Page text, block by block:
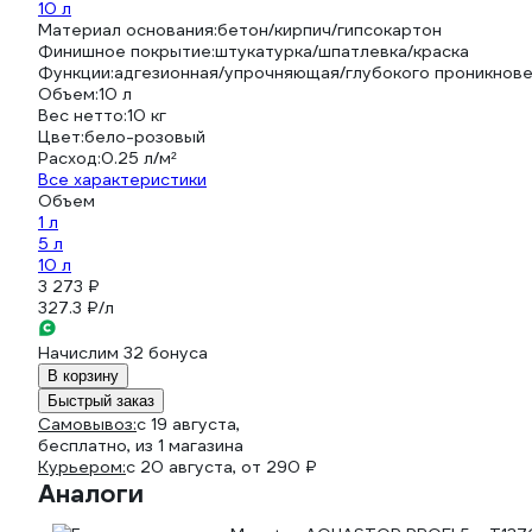
10 л
Материал основания:бетон/кирпич/гипсокартон
Финишное покрытие:штукатурка/шпатлевка/краска
Функции:адгезионная/упрочняющая/глубокого
Объем:10 л
Вес нетто:10 кг
Цвет:бело-розовый
Расход:0.25 л/м²
Все характеристики
Объем
1 л
5 л
10 л
3 273 ₽
327.3 ₽/л
Начислим 32 бонуса
В корзину
Быстрый заказ
Самовывоз:c 19 августа,
бесплатно, из 1 магазина
Курьером:c 20 августа, от 290 ₽
Аналоги